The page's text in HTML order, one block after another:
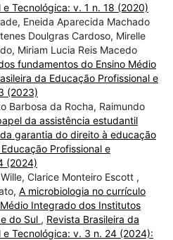
e Tecnológica: v. 1 n. 18 (2020)
Eneida Aparecida Machado
Doulgras Cardoso, Mirelle
Miriam Lucia Reis Macedo
fundamentos do Ensino Médio
da Educação Profissional e
(2023)
Barbosa da Rocha, Raimundo
da assistência estudantil
garantia do direito à educação
Profissional e
(2024)
Clarice Monteiro Escott ,
A microbiologia no currículo
Integrado dos Institutos
do Sul , Revista Brasileira da
e Tecnológica: v. 3 n. 24 (2024):